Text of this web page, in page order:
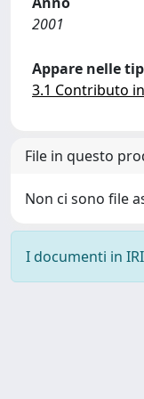
2001
Appare nelle
3.1 Contributo
File in questo
Non ci sono file
I documenti in